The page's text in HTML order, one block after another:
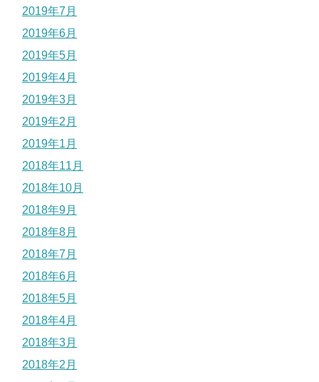
2019年7月
2019年6月
2019年5月
2019年4月
2019年3月
2019年2月
2019年1月
2018年11月
2018年10月
2018年9月
2018年8月
2018年7月
2018年6月
2018年5月
2018年4月
2018年3月
2018年2月